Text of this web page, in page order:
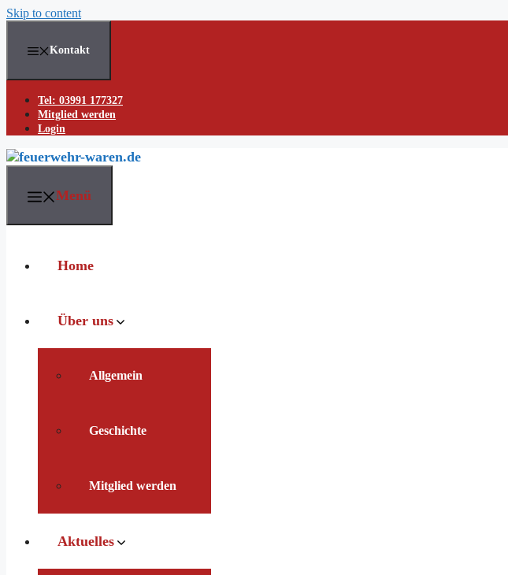
Skip to content
Kontakt
Tel: 03991 177327
Mitglied werden
Login
Menü
Home
Über uns
Allgemein
Geschichte
Mitglied werden
Aktuelles